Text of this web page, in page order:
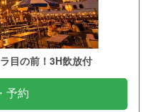
目の前！3H飲放付
予約